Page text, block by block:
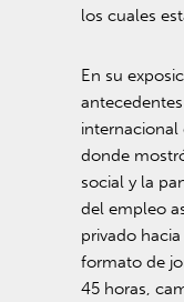
los cuales
En su
internacional
donde
social y la
del empleo
privado
formato de
45 horas,